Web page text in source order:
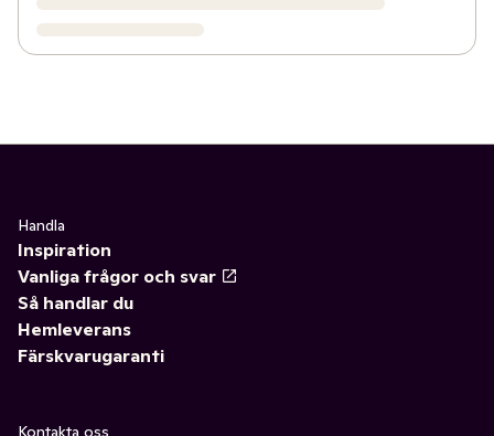
Handla
Inspiration
Vanliga frågor och svar
Så handlar du
Hemleverans
Färskvarugaranti
Kontakta oss